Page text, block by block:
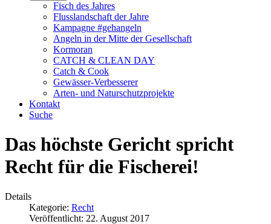
Fisch des Jahres
Flusslandschaft der Jahre
Kampagne #gehangeln
Angeln in der Mitte der Gesellschaft
Kormoran
CATCH & CLEAN DAY
Catch & Cook
Gewässer-Verbesserer
Arten- und Naturschutzprojekte
Kontakt
Suche
Das höchste Gericht spricht
Recht für die Fischerei!
Details
Kategorie: Recht
Veröffentlicht: 22. August 2017